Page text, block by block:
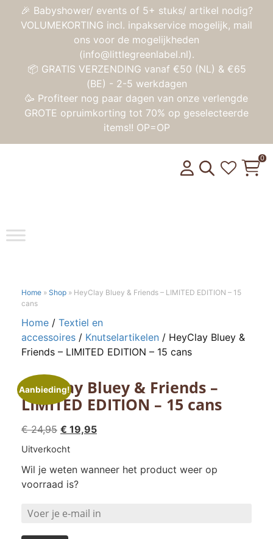
🎉 Babyshower/ events of 5+ stuks/ artikel nodig?
VOLUMEKORTING incl. inpakservice mogelijk, mail
ons voor de mogelijkheden
(info@littlegreenlabel.nl).
📦 GRATIS VERZENDING vanaf €50 (NL) & €65
(BE) - 2-5 werkdagen
🥳 Profiteer nog paar dagen van onze verlengde
GROTE opruimkorting tot 70% op geselecteerde
items!! OP=OP
Toggle
0
Home » Shop » HeyClay Bluey & Friends – LIMITED EDITION – 15
cans
Home / Textiel en
accessoires / Knutselartikelen / HeyClay Bluey &
Friends – LIMITED EDITION – 15 cans
Aanbieding!
HeyClay Bluey & Friends –
LIMITED EDITION – 15 cans
€24,95 Oorspronkelijke
prijs
€ 24,95.
€ 19,95Huidige
€ 19,95.
Uitverkocht
Wil je weten wanneer het product weer op
voorraad is?